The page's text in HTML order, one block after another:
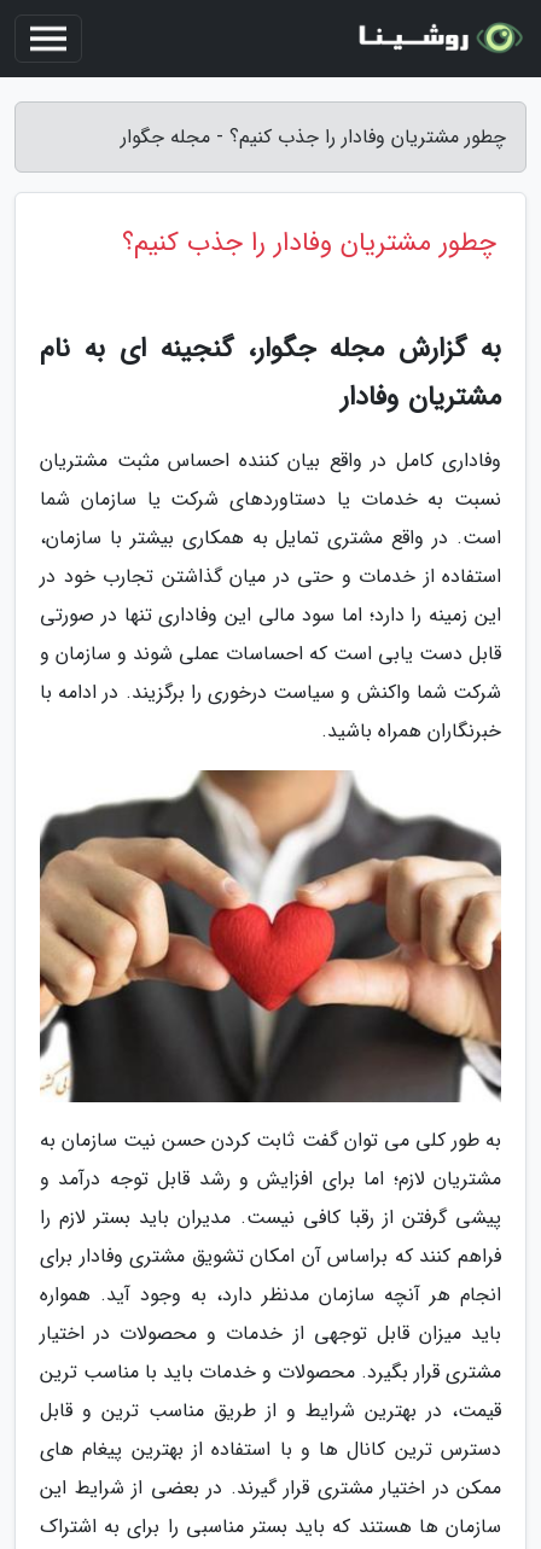
چطور مشتریان وفادار را جذب کنیم؟ - مجله جگوار
چطور مشتریان وفادار را جذب کنیم؟
به گزارش مجله جگوار، گنجینه ای به نام
مشتریان وفادار
وفاداری کامل در واقع بیان کننده احساس مثبت مشتریان
نسبت به خدمات یا دستاوردهای شرکت یا سازمان شما
است. در واقع مشتری تمایل به همکاری بیشتر با سازمان،
استفاده از خدمات و حتی در میان گذاشتن تجارب خود در
این زمینه را دارد؛ اما سود مالی این وفاداری تنها در صورتی
قابل دست یابی است که احساسات عملی شوند و سازمان و
شرکت شما واکنش و سیاست درخوری را برگزیند. در ادامه با
خبرنگاران همراه باشید.
به طور کلی می توان گفت ثابت کردن حسن نیت سازمان به
مشتریان لازم؛ اما برای افزایش و رشد قابل توجه درآمد و
پیشی گرفتن از رقبا کافی نیست. مدیران باید بستر لازم را
فراهم کنند که براساس آن امکان تشویق مشتری وفادار برای
انجام هر آنچه سازمان مدنظر دارد، به وجود آید. همواره
باید میزان قابل توجهی از خدمات و محصولات در اختیار
مشتری قرار بگیرد. محصولات و خدمات باید با مناسب ترین
قیمت، در بهترین شرایط و از طریق مناسب ترین و قابل
دسترس ترین کانال ها و با استفاده از بهترین پیغام های
ممکن در اختیار مشتری قرار گیرند. در بعضی از شرایط این
سازمان ها هستند که باید بستر مناسبی را برای به اشتراک